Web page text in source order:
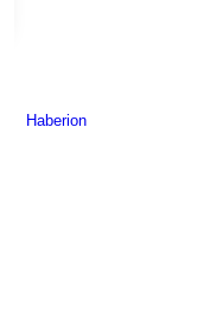
Song Lyrics - දන්නවාද මාව